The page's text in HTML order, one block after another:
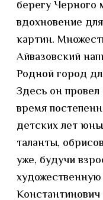
берегу Черного
вдохновение
картин.
Айвазовский
Родной город
Здесь он провел
время
детских лет
таланты,
уже, будучи